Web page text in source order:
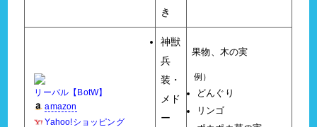
き
リーバル【BotW】
amazon
Yahoo!ショッピング
神獣
兵
装・
メド
ー
果物、木の実
例）
どんぐり
リンゴ